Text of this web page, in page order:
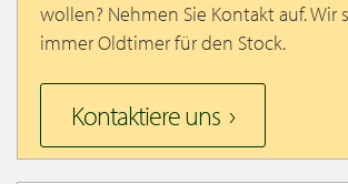
wollen? Nehmen Sie Kontakt auf. Wir
immer Oldtimer für den Stock.
Kontaktiere uns